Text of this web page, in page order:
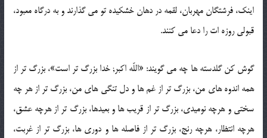
اینک، فرشتگان مهربان، لقمه در دهان خشکیده تو می گذارند و به درگاه معبود،
قبولی روزه ات را دعا می کنند.
گوش کن گلدسته ها چه می گویند: «اللّه اکبر; خدا بزرگ تر است»، بزرگ تر از
همه اندوه های من، بزرگ تر از غم ها و دل تنگی های من، بزرگ تر از هر چه
سختی و هرچه نومیدی، بزرگ تر از قریب ها و بعیدها، بزرگ تر از هرچه عشق،
هرچه انتظار، هرچه رنج، بزرگ تر از فاصله ها و دوری ها، بزرگ تر از غربت،